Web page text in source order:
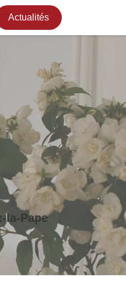
Actualités
la-Pape